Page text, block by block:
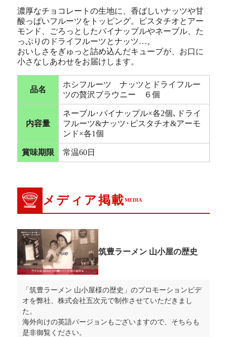
濃厚なチョコレートの生地に、香ばしいナッツや甘
酸っぱいフルーツをトッピング。ピスタチオとアー
モンド、ごろっとしたパイナップルやネーブル、た
っぷりのドライフルーツとナッツ…。
おいしさをぎゅっと詰め込んだキューブが、お口に
小さなしあわせをお届けします。
品名
ホシフルーツ ナッツとドライフルー
ツの贅沢ブラウニー ６個
内容量
ネーブル･パイナップル×各2個､ドライ
フルーツ&ナッツ･ピスタチオ&アーモ
ンド×各1個
賞味期限 常温60日
メディア掲載MEDIA
筑豊ラーメン 山小屋の歴史
「筑豊ラーメン 山小屋様の歴史」のプロモーションビデ
オを弊社、株式会社五次元で制作させていただきまし
た。
海外向けの英語バージョンもございますので、そちらも
是非御覧ください。